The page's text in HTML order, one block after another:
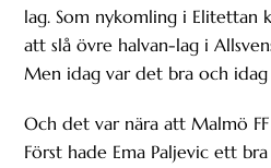
lag. Som nykomling i Elitettan
att slå övre halvan-lag i
Men idag var det bra och idag
Och det var nära att Malmö
Först hade Ema Paljevic ett